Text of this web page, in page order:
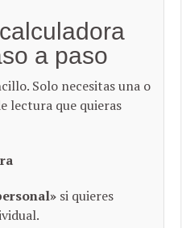
a paso
Solo necesitas una o
lectura que quieras
si quieres